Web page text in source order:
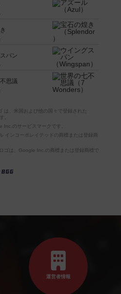
パン
思議
は、米国および他の国々で登録された
。
Inc.のサービスマークです。
インコーポレイテッドの商標または登録商
ゴは、Google Inc.の商標または登録商標で
運営者情報